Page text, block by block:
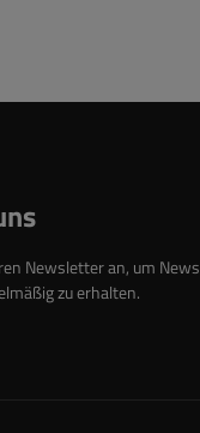
Newsletter an, um News
zu erhalten.